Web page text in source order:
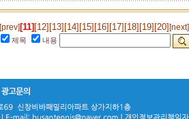
[prev][11] [12] [13] [14] [15] [16] [17] [18] [19] [20] [next]
제목 내용